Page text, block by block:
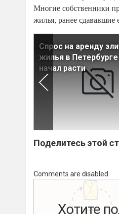
Многие собственники
жилья, ранее сдававшие
Спрос на аренду
жилья в
начал расти
Поделитесь этой
Comments are disabled
Хотите